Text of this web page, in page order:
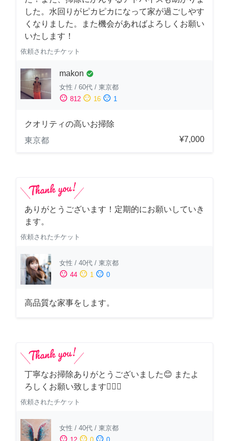
した。水回りがピカピカになって家が過ごしやす
くなりました。また機会があればよろしくお願い
いたします！
依頼されたチケット
makon check_circle
女性 / 60代 / 東京都
sentiment_satisfied 812 sentiment_neutral 16 sentiment_dissatisfied 1
クオリティの高いお掃除
東京都
¥7,000
ありがとうございます！定期的にお願いしていき
ます。
依頼されたチケット
女性 / 40代 / 東京都
sentiment_satisfied 44 sentiment_neutral 1 sentiment_dissatisfied 0
高品質な家事をします。
丁寧なお掃除ありがとうございました😊 またよ
ろしくお願い致します🙆‍♀️✨
依頼されたチケット
女性 / 40代 / 東京都
sentiment_satisfied sentiment_neutral sentiment_dissatisfied